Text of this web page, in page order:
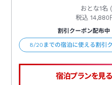
おとな1名 (
税込 14,880
割引クーポン配布中
8/20までの宿泊に使える割引
宿泊プランを見る